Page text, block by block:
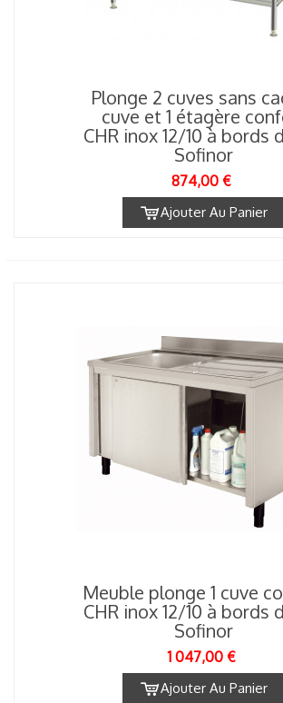
Plonge 2 cuves sans
cuve et 1 étagère
CHR inox 12/10 à bords
Sofinor
874,00 €
Ajouter Au Panier
Meuble plonge 1 cuve
CHR inox 12/10 à bords
Sofinor
1 047,00 €
Ajouter Au Panier